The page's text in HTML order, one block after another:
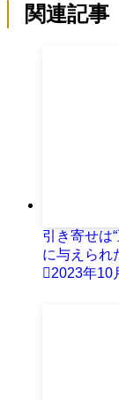
関連記事
引き寄せは
に与えられ
2023年10